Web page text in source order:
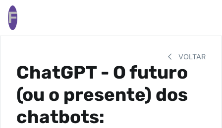
F
VOLTAR
ChatGPT - O futuro
(ou o presente) dos
chatbots: